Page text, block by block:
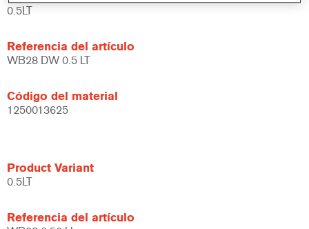
0.5LT
Referencia del artículo
WB28 DW 0.5 LT
Código del material
1250013625
Product Variant
0.5LT
Referencia del artículo